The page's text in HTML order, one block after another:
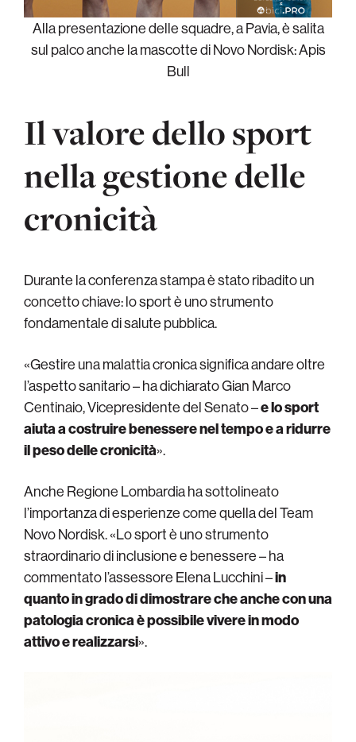
Alla presentazione delle squadre, a Pavia, è salita
sul palco anche la mascotte di Novo Nordisk: Apis
Bull
Il valore dello sport
nella gestione delle
cronicità
Durante la conferenza stampa è stato ribadito un
concetto chiave: lo sport è uno strumento
fondamentale di salute pubblica.
«Gestire una malattia cronica significa andare oltre
l’aspetto sanitario – ha dichiarato Gian Marco
Centinaio, Vicepresidente del Senato –e lo sport
aiuta a costruire benessere nel tempo e a ridurre
il peso delle cronicità».
Anche Regione Lombardia ha sottolineato
l’importanza di esperienze come quella del Team
Novo Nordisk. «Lo sport è uno strumento
straordinario di inclusione e benessere – ha
commentato l’assessore Elena Lucchini –in
quanto in grado di dimostrare che anche con una
patologia cronica è possibile vivere in modo
attivo e realizzarsi».